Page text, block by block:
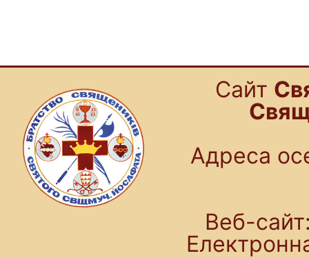
Cайт
Адреса
Веб-